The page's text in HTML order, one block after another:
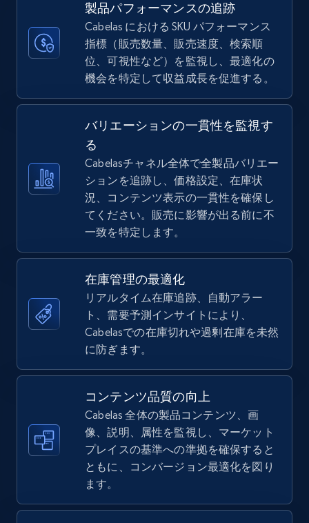
876+ 今すぐ始める
TikTok Shop
URL, Title, Available, Description, Currency, Initial
price, Final price, Discount percent, and more.
5.4K+ 668+ 今すぐ始める
URL, Title, Available, Description, Currency, Initial
price, Final price, Discount percent, and more.
5.4K+ 668+ 今すぐ始める
TikTok Shop - Collect TikTok shop products
by keywords search
URL, Title, Available, Description, Currency, Initial
price, Final price, Discount percent, and more.
製品パフォーマンスの追跡
Cabelas における SKU パフォーマンス
指標（販売数量、販売速度、検索順
位、可視性など）を監視し、最適化の
機会を特定して収益成長を促進する。
バリエーションの一貫性を監視す
る
Cabelasチャネル全体で全製品バリエー
ションを追跡し、価格設定、在庫状
況、コンテンツ表示の一貫性を確保し
てください。販売に影響が出る前に不
一致を特定します。
在庫管理の最適化
リアルタイム在庫追跡、自動アラー
ト、需要予測インサイトにより、
Cabelasでの在庫切れや過剰在庫を未然
に防ぎます。
コンテンツ品質の向上
Cabelas 全体の製品コンテンツ、画
像、説明、属性を監視し、マーケット
プレイスの基準への準拠を確保すると
ともに、コンバージョン最適化を図り
ます。